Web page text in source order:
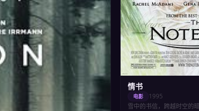
情书
电影
1995
雪中的书信，跨越时空的暗